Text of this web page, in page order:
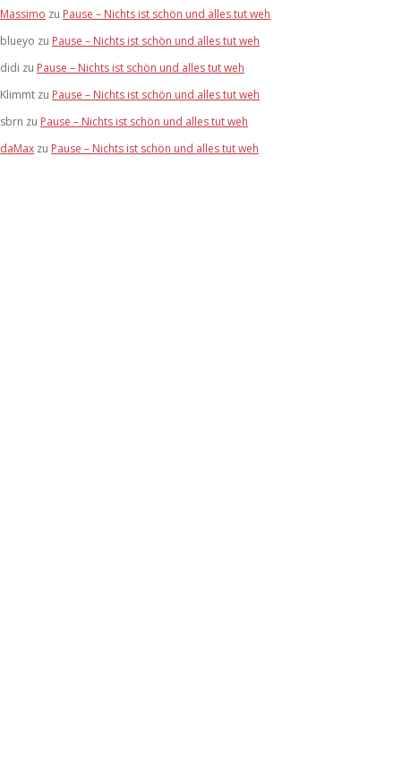
Massimo zu Pause – Nichts ist schön und alles tut weh
blueyo zu Pause – Nichts ist schön und alles tut weh
didi zu Pause – Nichts ist schön und alles tut weh
Klimmt zu Pause – Nichts ist schön und alles tut weh
sbrn zu Pause – Nichts ist schön und alles tut weh
daMax zu Pause – Nichts ist schön und alles tut weh